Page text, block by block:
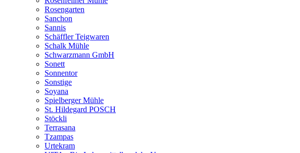
Rosengarten
Sanchon
Sannis
Schäffler Teigwaren
Schalk Mühle
Schwarzmann GmbH
Sonett
Sonnentor
Sonstige
Soyana
Spielberger Mühle
St. Hildegard POSCH
Stöckli
Terrasana
Tzampas
Urtekram